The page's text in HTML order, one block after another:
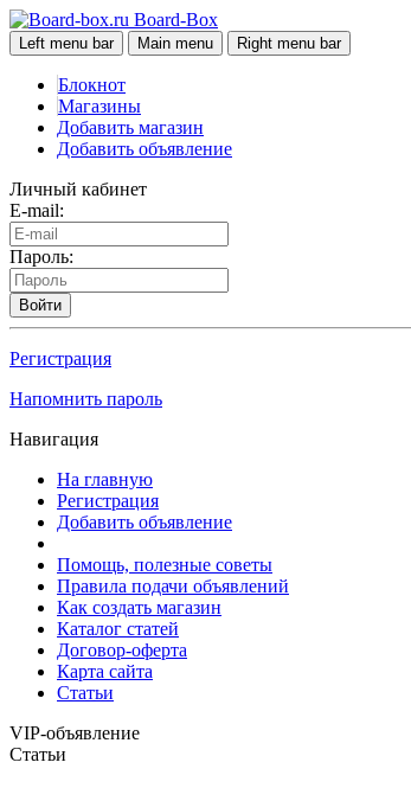
Board-Box
Left menu bar Main menu Right menu bar
Блокнот
Магазины
Добавить магазин
Добавить объявление
Личный кабинет
E-mail:
Пароль:
Войти
Регистрация
Напомнить пароль
Навигация
На главную
Регистрация
Добавить объявление
Помощь, полезные советы
Правила подачи объявлений
Как создать магазин
Каталог статей
Договор-оферта
Карта сайта
Статьи
VIP-объявление
Статьи